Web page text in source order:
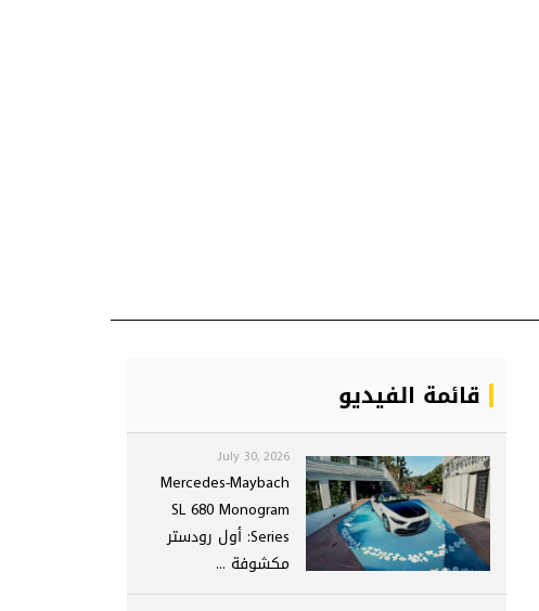
قائمة الفيديو
July 30, 2026
Mercedes-Maybach
SL 680 Monogram
Series: أول رودستر
مكشوفة ...